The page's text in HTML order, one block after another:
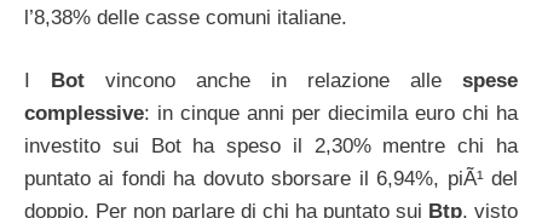
l’8,38% delle casse comuni italiane.
Bot vincono anche in relazione alle spese
complessive: in cinque anni per diecimila euro chi ha
investito sui Bot ha speso il 2,30% mentre chi ha
puntato ai fondi ha dovuto sborsare il 6,94%, piÃ¹ del
doppio. Per non parlare di chi ha puntato sui Btp, visto